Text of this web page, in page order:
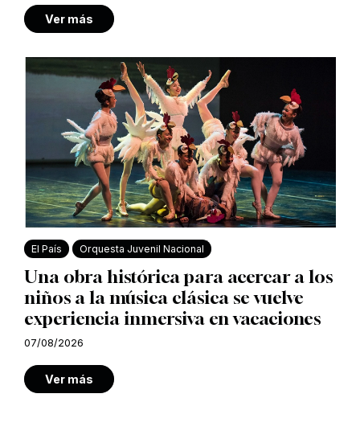
Ver más
El País Orquesta Juvenil Nacional
Una obra histórica para acercar a los
niños a la música clásica se vuelve
experiencia inmersiva en vacaciones
07/08/2026
Ver más